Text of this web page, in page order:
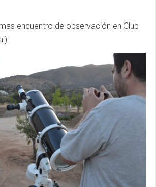
encuentro de observación en Club